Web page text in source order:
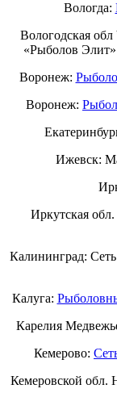
Вологда:
Вологодская
«Рыболов
Воронеж:
Воронеж:
Ижевск:
Иркутская
Калининград:
Калуга:
Карелия
Кемерово:
Кемеровской обл.